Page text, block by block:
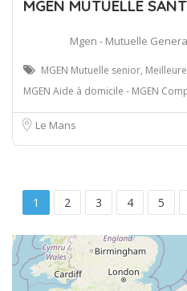
MGEN MUTUELLE
Mgen - Mutuelle
MGEN Mutuelle senior,
MGEN Aide à domicile - MGEN
Le Mans
1 2 3 4 5